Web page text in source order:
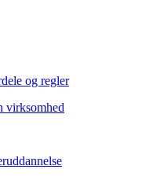
og regler
virksomhed